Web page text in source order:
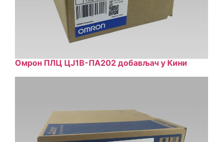
Омрон ПЛЦ ЦЈ1В-ПА202 добављач у Кини